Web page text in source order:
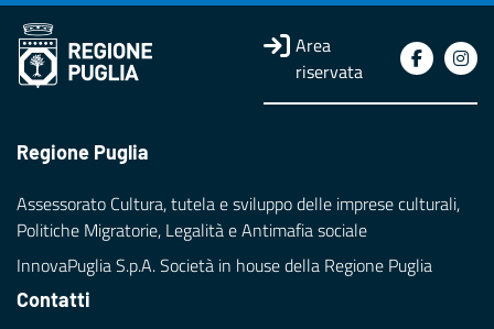
Area
riservata
Regione Puglia
Assessorato Cultura, tutela e sviluppo delle imprese culturali,
Politiche Migratorie, Legalità e Antimafia sociale
InnovaPuglia S.p.A. Società in house della Regione Puglia
Contatti